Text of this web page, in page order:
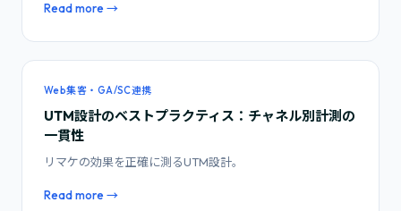
Read more →
Web集客・GA/SC連携
UTM設計のベストプラクティス：チャネル別計測の
一貫性
リマケの効果を正確に測るUTM設計。
Read more →